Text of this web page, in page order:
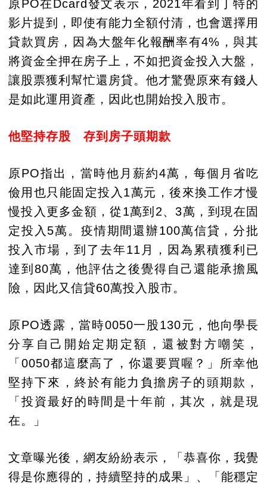
原PO在Dcard發文表示，2021年看到丁特的
影片提到，即使有能力全額付清，也會選擇用
貸款買房，因為大盤年化報酬率有4%，與其
將資金全押在房子上，不如把資金投入大盤，
讓股票獲利幫忙還房貸。他才驚覺原來有錢人
是如此運用資產，因此也開始投入股市。
他堅持存股 存到房子頭期款
原PO指出，當時他月薪約4萬，每個月省吃
儉用也只能固定投入1萬元，後來換工作才慢
慢投入更多金額，從1萬到2、3萬，到現在固
定投入5萬。疫情期間還辦100萬信貸，分批
投入市場，到了去年11月，因為累積獲利已
達到80萬，他評估之後覺得自己還能承擔風
險，因此又信貸60萬投入股市。
原PO透露，當時0050一股130元，他向學長
分享自己開始定期定額，還被對方嘲笑，
「0050都這麼高了，你還要買喔？」所幸他
堅持下來，終於有能力負擔房子的頭期款，
「投資最好的時間是十年前，其次，就是現
在。」
文章曝光後，網友紛紛表示，「恭喜你，我覺
得是你應得的，持續堅持的成果」、「能穩定